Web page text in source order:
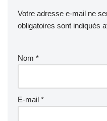
Votre adresse e-mail ne
obligatoires sont indiqués
Nom *
E-mail *